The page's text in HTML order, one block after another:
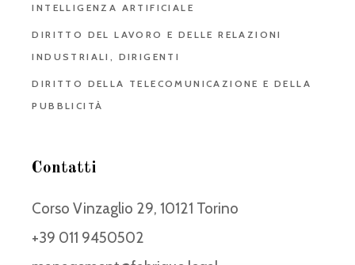
INTELLIGENZA ARTIFICIALE
DIRITTO DEL LAVORO E DELLE RELAZIONI
INDUSTRIALI, DIRIGENTI
DIRITTO DELLA TELECOMUNICAZIONE E DELLA
PUBBLICITÀ
Contatti
Corso Vinzaglio 29, 10121 Torino
+39 011 9450502